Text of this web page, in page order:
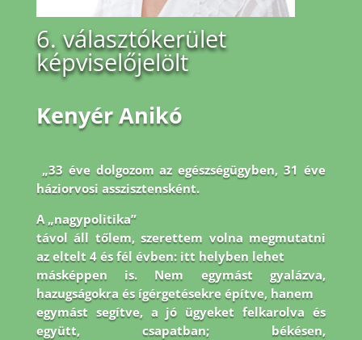
6. választókerület
képviselőjelölt
Kenyér Anikó
„33 éve dolgozom az egészségügyben, 31 éve
háziorvosi asszisztensként.
A „nagypolitika”
távol áll tőlem, szerettem volna megmutatni
az eltelt 4 és fél évben: itt helyben lehet
másképpen is. Nem egymást gyalázva,
hazugságokra és ígérgetésekre építve, hanem
egymást segítve, a jó ügyeket felkarolva és
együtt, csapatban; békésen,